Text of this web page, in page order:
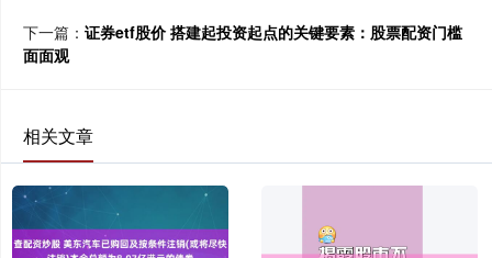
下一篇： 证券etf股价 搭建起投资起点的关键要素：股票配资门槛
面面观
相关文章